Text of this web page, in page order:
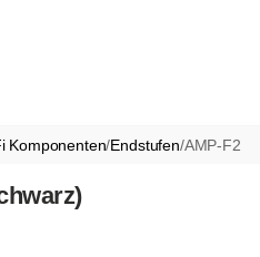
Komponenten/Endstufen/AMP-F2